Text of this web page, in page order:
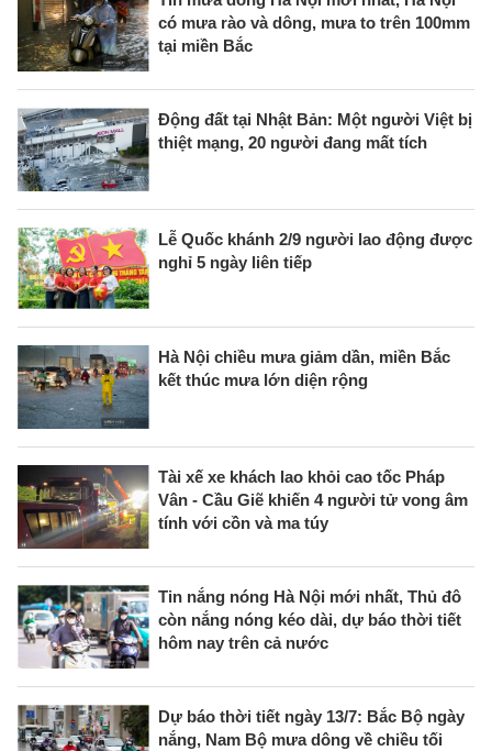
có mưa rào và dông, mưa to trên 100mm
tại miền Bắc
Động đất tại Nhật Bản: Một người Việt bị
thiệt mạng, 20 người đang mất tích
Lễ Quốc khánh 2/9 người lao động được
nghỉ 5 ngày liên tiếp
Hà Nội chiều mưa giảm dần, miền Bắc
kết thúc mưa lớn diện rộng
Tài xế xe khách lao khỏi cao tốc Pháp
Vân - Cầu Giẽ khiến 4 người tử vong âm
tính với cồn và ma túy
Tin nắng nóng Hà Nội mới nhất, Thủ đô
còn nắng nóng kéo dài, dự báo thời tiết
hôm nay trên cả nước
Dự báo thời tiết ngày 13/7: Bắc Bộ ngày
nắng, Nam Bộ mưa dông về chiều tối